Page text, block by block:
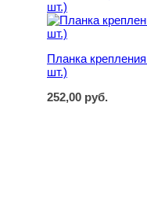
Планка
шт.)
252,00 руб.